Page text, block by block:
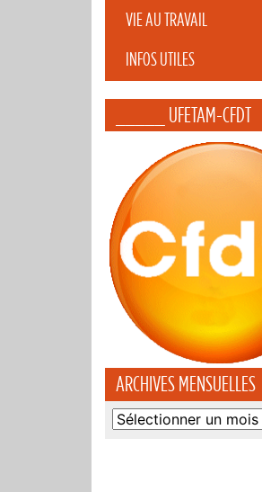
VIE AU TRAVAIL
INFOS UTILES
_____ UFETAM-CFDT
ARCHIVES MENSUELLES
Archives